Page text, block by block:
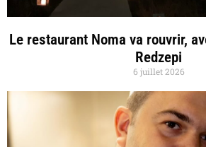
Le restaurant Noma va rouvrir,
Redzepi
6 juillet 2026